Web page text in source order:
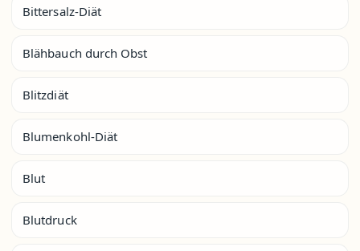
Bittersalz-Diät
Blähbauch durch Obst
Blitzdiät
Blumenkohl-Diät
Blut
Blutdruck